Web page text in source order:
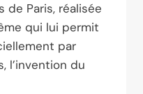
de Paris, réalisée
qui lui permit
par
l’invention du